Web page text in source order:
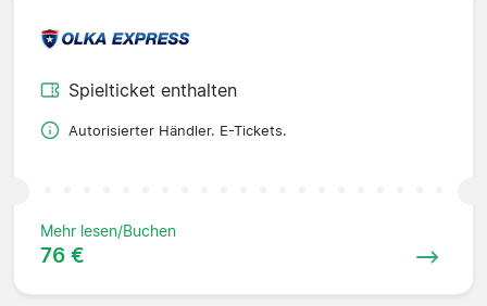
Spielticket enthalten
Autorisierter Händler. E-Tickets.
Mehr lesen/Buchen
76 €